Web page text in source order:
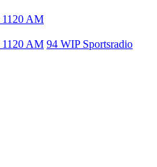
AM
AM 94 WIP Sportsradio